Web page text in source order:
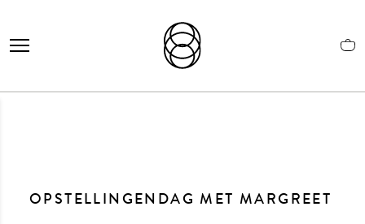
OPSTELLINGENDAG MET MARGREET